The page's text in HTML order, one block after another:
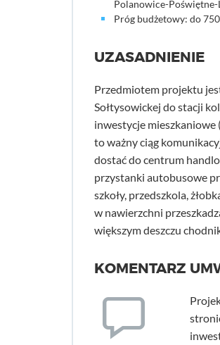
Polanowice-Poświętne-
Próg budżetowy: do 750
UZASADNIENIE
Przedmiotem projektu
Sołtysowickej do stacji
inwestycje mieszkaniowe
to ważny ciąg
dostać do centrum
przystanki autobusowe
szkoły, przedszkola,
w nawierzchni
większym deszczu
KOMENTARZ